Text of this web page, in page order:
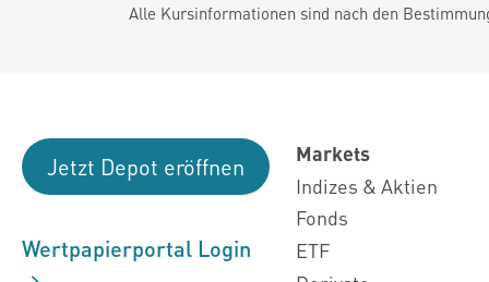
Alle Kursinformationen sind nach den
Jetzt Depot eröffnen
Wertpapierportal Login
Markets
Indizes & Aktien
Fonds
ETF